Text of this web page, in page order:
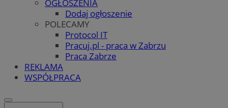
OGŁOSZENIA
Dodaj ogłoszenie
POLECAMY
Protocol IT
Pracuj.pl - praca w Zabrzu
Praca Zabrze
REKLAMA
WSPÓŁPRACA